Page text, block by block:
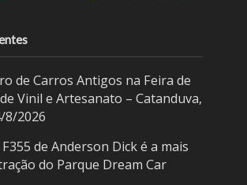
de Carros Antigos na Feira de
Vinil e Artesanato – Catanduva,
8/2026
de Anderson Dick é a mais
do Parque Dream Car